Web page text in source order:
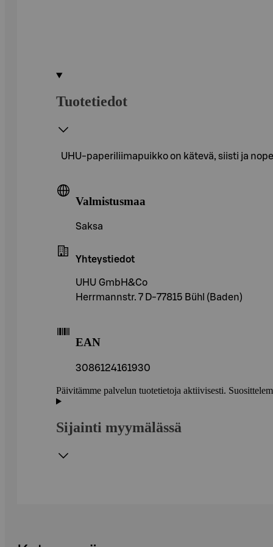
Tuotetiedot
UHU-paperiliimapuikko on kätevä, siisti ja
Valmistusmaa
Saksa
Yhteystiedot
UHU GmbH&Co
Herrmannstr. 7 D-77815 Bühl (Baden)
EAN
3086124161930
Päivitämme palvelun tuotetietoja aktiivisesti.
Sijainti myymälässä